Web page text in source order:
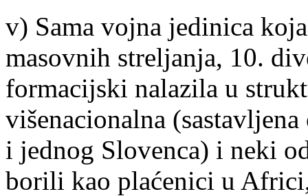
v) Sama vojna jedinica
masovnih streljanja, 10.
formacijski nalazila u
višenacionalna
i jednog Slovenca) i neki
borili kao plaćenici u